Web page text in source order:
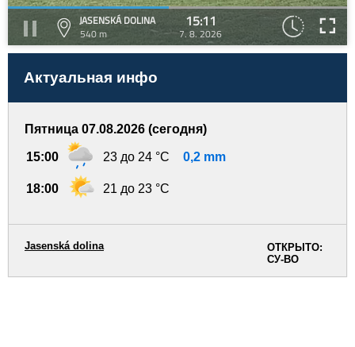
JASENSKÁ DOLINA
540 m
15:11
7. 8. 2026
Актуальная инфо
Пятница 07.08.2026 (сегодня)
15:00 23 до 24 °C 0,2 mm
18:00 21 до 23 °C
ОТКРЫТО:
СУ-ВО
Jasenská dolina